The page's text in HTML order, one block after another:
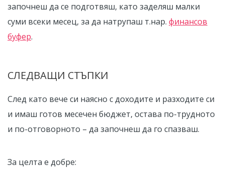
започнеш да се подготвяш, като заделяш малки
суми всеки месец, за да натрупаш т.нар. финансов
буфер.
СЛЕДВАЩИ СТЪПКИ
След като вече си наясно с доходите и разходите си
и имаш готов месечен бюджет, остава по-трудното
и по-отговорното – да започнеш да го спазваш.
За целта е добре: